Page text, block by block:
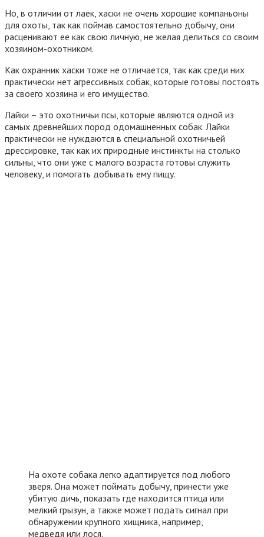
Но, в отличии от лаек, хаски не очень хорошие компаньоны
для охоты, так как поймав самостоятельно добычу, они
расценивают ее как свою личную, не желая делиться со своим
хозяином-охотником.
Как охранник хаски тоже не отличается, так как среди них
практически нет агрессивных собак, которые готовы постоять
за своего хозяина и его имущество.
Лайки – это охотничьи псы, которые являются одной из
самых древнейших пород одомашненных собак. Лайки
практически не нуждаются в специальной охотничьей
дрессировке, так как их природные инстинкты на столько
сильны, что они уже с малого возраста готовы служить
человеку, и помогать добывать ему пищу.
На охоте собака легко адаптируется под любого
зверя. Она может поймать добычу, принести уже
убитую дичь, показать где находится птица или
мелкий грызун, а также может подать сигнал при
обнаружении крупного хищника, например,
медведя или лося.